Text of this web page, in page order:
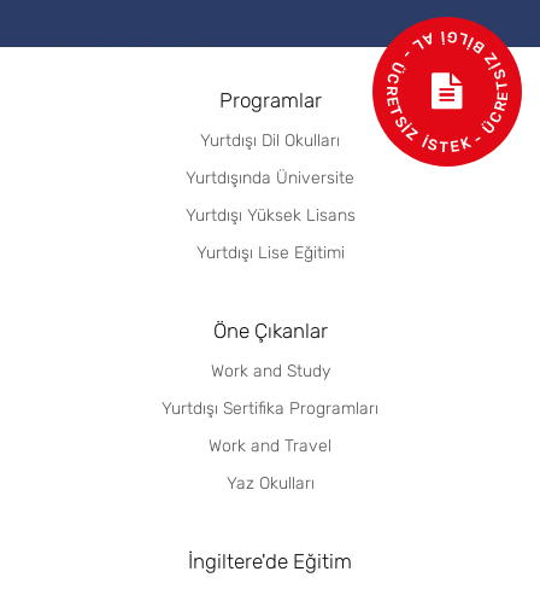
Programlar
Yurtdışı Dil Okulları
Yurtdışında Üniversite
Yurtdışı Yüksek Lisans
Yurtdışı Lise Eğitimi
Öne Çıkanlar
Work and Study
Yurtdışı Sertifika Programları
Work and Travel
Yaz Okulları
İngiltere'de Eğitim
- ÜCRETSİZ BİLGİ AL - ÜCRETSİZ İSTEK